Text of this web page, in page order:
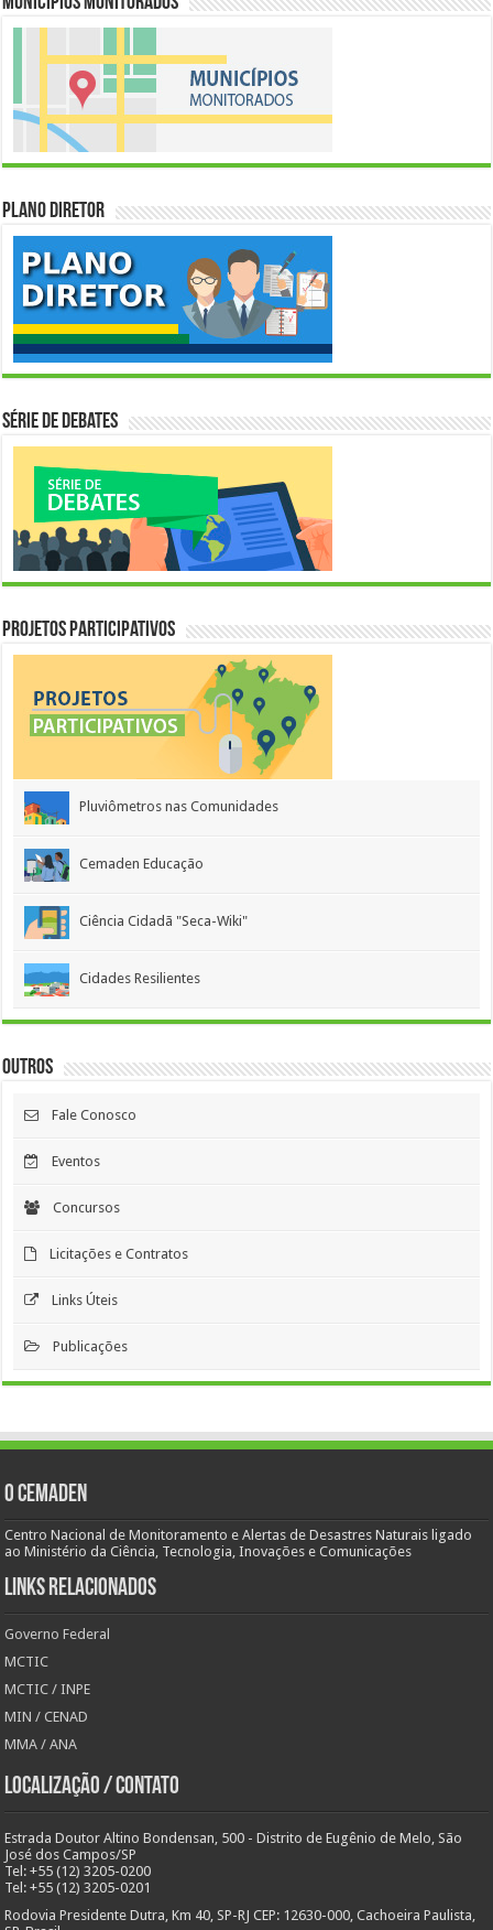
Plano Diretor
Série de Debates
Projetos Participativos
Pluviômetros nas Comunidades
Cemaden Educação
Ciência Cidadã "Seca-Wiki"
Cidades Resilientes
Outros
Fale Conosco
Eventos
Concursos
Licitações e Contratos
Links Úteis
Publicações
O Cemaden
Centro Nacional de Monitoramento e Alertas de Desastres Naturais ligado
ao Ministério da Ciência, Tecnologia, Inovações e Comunicações
Links Relacionados
Governo Federal
MCTIC
MCTIC / INPE
MIN / CENAD
MMA / ANA
Localização / Contato
Estrada Doutor Altino Bondensan, 500 - Distrito de Eugênio de Melo, São
José dos Campos/SP
Tel: +55 (12) 3205-0200
Tel: +55 (12) 3205-0201
Rodovia Presidente Dutra, Km 40, SP-RJ CEP: 12630-000, Cachoeira Paulista,